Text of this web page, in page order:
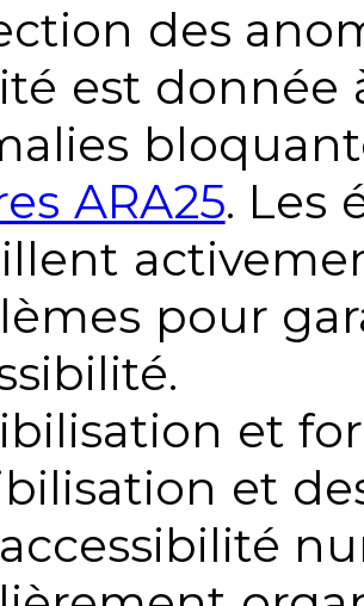
des
est donnée
ARA25. Les
pour
et
et